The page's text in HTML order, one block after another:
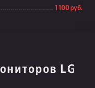
1 100 руб.
LG